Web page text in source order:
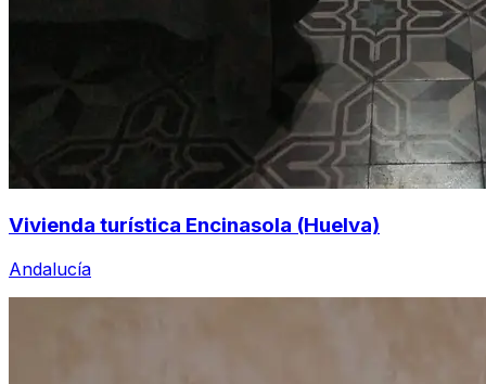
Vivienda turística Encinasola (Huelva)
Andalucía